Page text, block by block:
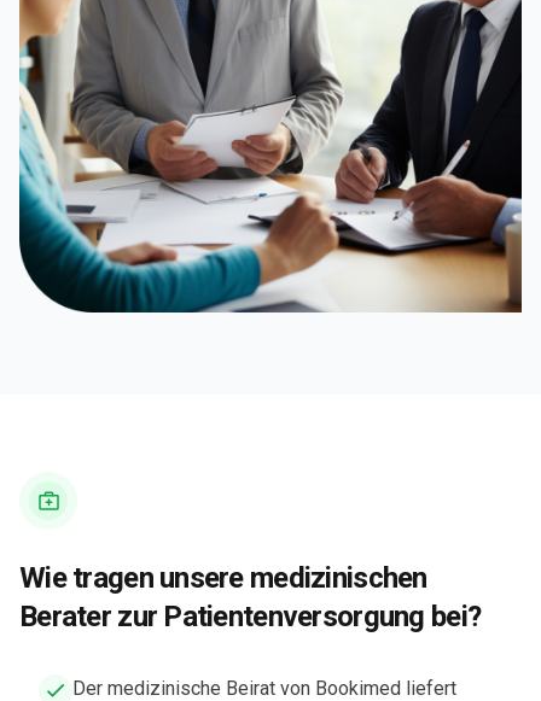
Wie tragen unsere medizinischen
Berater zur Patientenversorgung bei?
Der medizinische Beirat von Bookimed liefert